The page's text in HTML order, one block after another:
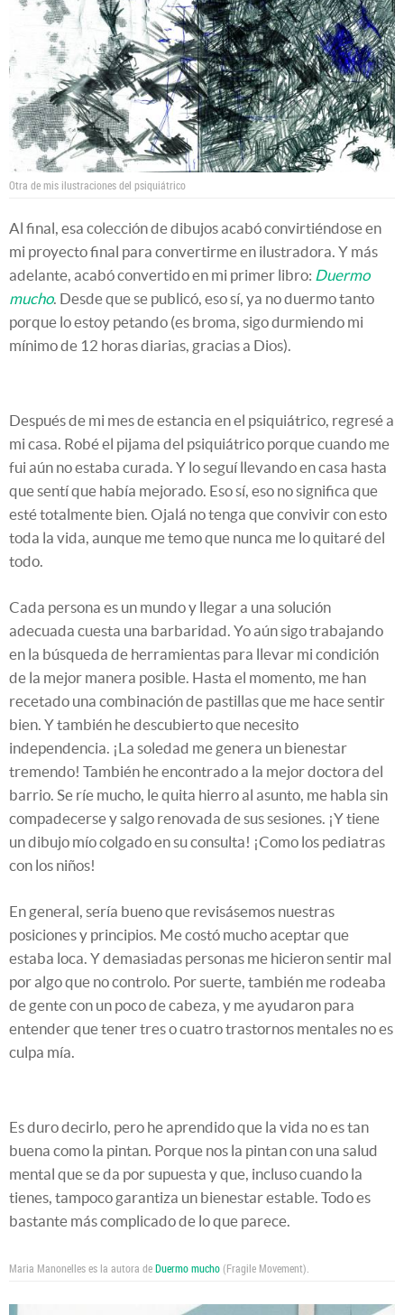
Otra de mis ilustraciones del psiquiátrico
Al final, esa colección de dibujos acabó convirtiéndose en
mi proyecto final para convertirme en ilustradora. Y más
adelante, acabó convertido en mi primer libro: Duermo
mucho. Desde que se publicó, eso sí, ya no duermo tanto
porque lo estoy petando (es broma, sigo durmiendo mi
mínimo de 12 horas diarias, gracias a Dios).
Después de mi mes de estancia en el psiquiátrico, regresé a
mi casa. Robé el pijama del psiquiátrico porque cuando me
fui aún no estaba curada. Y lo seguí llevando en casa hasta
que sentí que había mejorado. Eso sí, eso no significa que
esté totalmente bien. Ojalá no tenga que convivir con esto
toda la vida, aunque me temo que nunca me lo quitaré del
todo.
Cada persona es un mundo y llegar a una solución
adecuada cuesta una barbaridad. Yo aún sigo trabajando
en la búsqueda de herramientas para llevar mi condición
de la mejor manera posible. Hasta el momento, me han
recetado una combinación de pastillas que me hace sentir
bien. Y también he descubierto que necesito
independencia. ¡La soledad me genera un bienestar
tremendo! También he encontrado a la mejor doctora del
barrio. Se ríe mucho, le quita hierro al asunto, me habla sin
compadecerse y salgo renovada de sus sesiones. ¡Y tiene
un dibujo mío colgado en su consulta! ¡Como los pediatras
con los niños!
En general, sería bueno que revisásemos nuestras
posiciones y principios. Me costó mucho aceptar que
estaba loca. Y demasiadas personas me hicieron sentir mal
por algo que no controlo. Por suerte, también me rodeaba
de gente con un poco de cabeza, y me ayudaron para
entender que tener tres o cuatro trastornos mentales no es
culpa mía.
Es duro decirlo, pero he aprendido que la vida no es tan
buena como la pintan. Porque nos la pintan con una salud
mental que se da por supuesta y que, incluso cuando la
tienes, tampoco garantiza un bienestar estable. Todo es
bastante más complicado de lo que parece.
Maria Manonelles es la autora deDuermo mucho(Fragile Movement).